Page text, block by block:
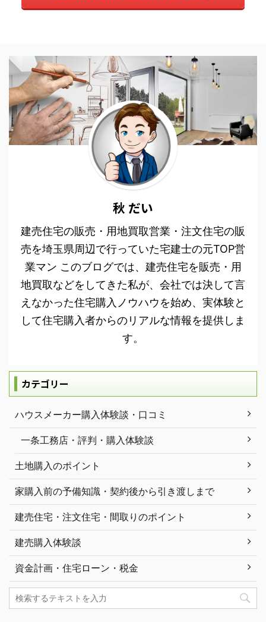
秋 だい
建売住宅の販売・用地買取営業・注文住宅の販
売を埼玉県周辺で行っていた宅建士の元TOP営
業マン このブログでは、建売住宅を販売・用
地買取などをしてきた私が、会社では決して言
えなかった住宅購入ノウハウを始め、実体験と
して住宅購入者からのリアルな情報を提供しま
す。
カテゴリー
ハウスメーカー購入体験談・口コミ
一条工務店・評判・購入体験談
土地購入のポイント
家購入前の予備知識・契約後から引き渡しまで
建売住宅・注文住宅・間取りのポイント
建売購入体験談
資金計画・住宅ローン・税金